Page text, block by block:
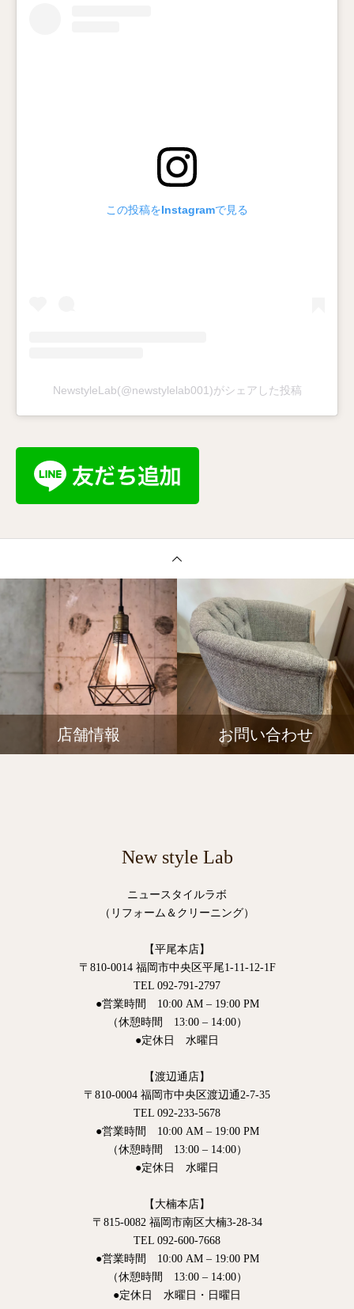
この投稿をInstagramで見る
NewstyleLab(@newstylelab001)がシェアした投稿
店舗情報 お問い合わせ
New style Lab
ニュースタイルラボ
（リフォーム＆クリーニング）
【平尾本店】
〒810-0014 福岡市中央区平尾1-11-12-1F
TEL 092-791-2797
●営業時間 10:00 AM – 19:00 PM
（休憩時間 13:00 – 14:00）
●定休日 水曜日
【渡辺通店】
〒810-0004 福岡市中央区渡辺通2-7-35
TEL 092-233-5678
●営業時間 10:00 AM – 19:00 PM
（休憩時間 13:00 – 14:00）
●定休日 水曜日
【大楠本店】
〒815-0082 福岡市南区大楠3-28-34
TEL 092-600-7668
●営業時間 10:00 AM – 19:00 PM
（休憩時間 13:00 – 14:00）
●定休日 水曜日・日曜日